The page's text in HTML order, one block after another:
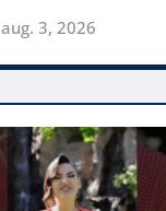
aug. 3, 2026